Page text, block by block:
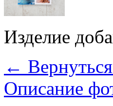
Изделие
←
Описание